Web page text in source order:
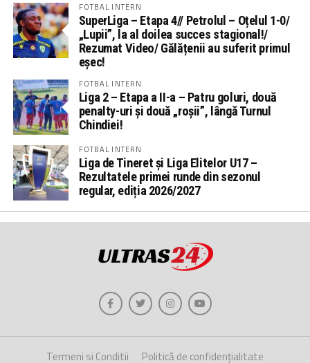
FOTBAL INTERN
SuperLiga – Etapa 4// Petrolul – Oțelul 1-0/
„Lupii”, la al doilea succes stagional!/
Rezumat Video/ Gălățenii au suferit primul
eșec!
FOTBAL INTERN
Liga 2 – Etapa a II-a – Patru goluri, două
penalty-uri și două „roșii”, lângă Turnul
Chindiei!
FOTBAL INTERN
Liga de Tineret și Liga Elitelor U17 –
Rezultatele primei runde din sezonul
regular, ediția 2026/2027
Termeni si Conditii Politică de confidențialitate